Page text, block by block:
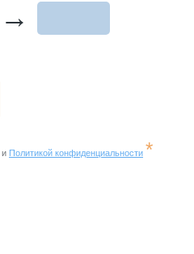
→
и Политикой конфиденциальности *